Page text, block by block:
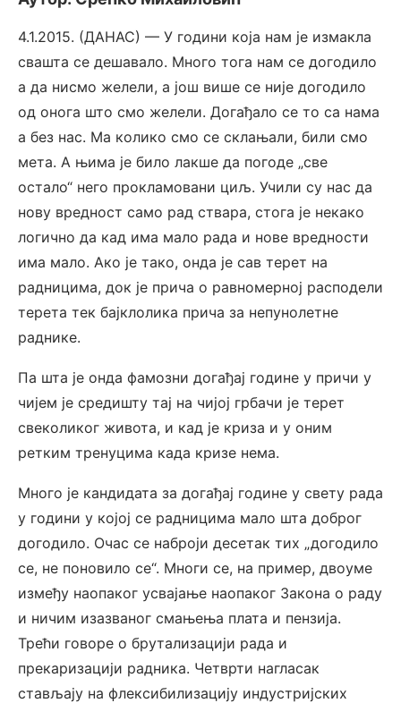
4.1.2015. (ДАНАС) — У години која нам је измакла
свашта се дешавало. Много тога нам се догодило
а да нисмо желели, а још више се није догодило
од онога што смо желели. Догађало се то са нама
а без нас. Ма колико смо се склањали, били смо
мета. А њима је било лакше да погоде „све
остало“ него прокламовани циљ. Учили су нас да
нову вредност само рад ствара, стога је некако
логично да кад има мало рада и нове вредности
има мало. Ако је тако, онда је сав терет на
радницима, док је прича о равномерној расподели
терета тек бајклолика прича за непунолетне
раднике.
Па шта је онда фамозни догађај године у причи у
чијем је средишту тај на чијој грбачи је терет
свеколиког живота, и кад је криза и у оним
ретким тренуцима када кризе нема.
Много је кандидата за догађај године у свету рада
у години у којој се радницима мало шта доброг
догодило. Очас се наброји десетак тих „догодило
се, не поновило се“. Многи се, на пример, двоуме
између наопаког усвајање наопаког Закона о раду
и ничим изазваног смањења плата и пензија.
Трећи говоре о брутализацији рада и
прекаризацији радника. Четврти нагласак
стављају на флексибилизацију индустријских